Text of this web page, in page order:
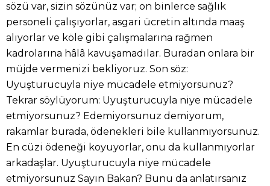
sözü var, sizin sözünüz var; on binlerce sağlık
personeli çalışıyorlar, asgari ücretin altında maaş
alıyorlar ve köle gibi çalışmalarına rağmen
kadrolarına hâlâ kavuşamadılar. Buradan onlara bir
müjde vermenizi bekliyoruz. Son söz:
Uyuşturucuyla niye mücadele etmiyorsunuz?
Tekrar söylüyorum: Uyuşturucuyla niye mücadele
etmiyorsunuz? Edemiyorsunuz demiyorum,
rakamlar burada, ödenekleri bile kullanmıyorsunuz.
En cüzi ödeneği koyuyorlar, onu da kullanmıyorlar
arkadaşlar. Uyuşturucuyla niye mücadele
etmiyorsunuz Sayın Bakan? Bunu da anlatırsanız